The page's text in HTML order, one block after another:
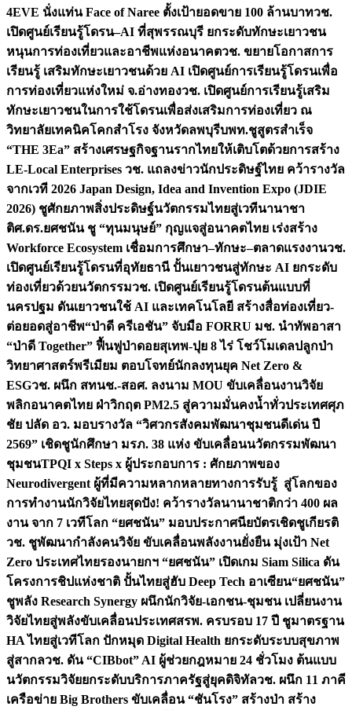
4EVE นั่งแท่น Face of Naree ตั้งเป้ายอดขาย 100 ล้านบาทวช.
เปิดศูนย์เรียนรู้โดรน–AI ที่สุพรรณบุรี ยกระดับทักษะเยาวชน
หนุนการท่องเที่ยวและอาชีพแห่งอนาคตวช. ขยายโอกาสการ
เรียนรู้ เสริมทักษะเยาวชนด้วย AI เปิดศูนย์การเรียนรู้โดรนเพื่อ
การท่องเที่ยวแห่งใหม่ จ.อ่างทองวช. เปิดศูนย์การเรียนรู้เสริม
ทักษะเยาวชนในการใช้โดรนเพื่อส่งเสริมการท่องเที่ยว ณ
วิทยาลัยเทคนิคโคกสำโรง จังหวัดลพบุรีบพท.ชูสูตรสำเร็จ
“THE 3Ea” สร้างเศรษฐกิจฐานรากไทยให้เติบโตด้วยการสร้าง
LE-Local Enterprises วช. แถลงข่าวนักประดิษฐ์ไทย คว้ารางวัล
จากเวที 2026 Japan Design, Idea and Invention Expo (JDIE
2026) ชูศักยภาพสิ่งประดิษฐ์นวัตกรรมไทยสู่เวทีนานาชา
ติศ.ดร.ยศชนัน ชู “ทุนมนุษย์” กุญแจสู่อนาคตไทย เร่งสร้าง
Workforce Ecosystem เชื่อมการศึกษา–ทักษะ–ตลาดแรงงานวช.
เปิดศูนย์เรียนรู้โดรนที่อุทัยธานี ปั้นเยาวชนสู่ทักษะ AI ยกระดับ
ท่องเที่ยวด้วยนวัตกรรมวช. เปิดศูนย์เรียนรู้โดรนต้นแบบที่
นครปฐม ดันเยาวชนใช้ AI และเทคโนโลยี สร้างสื่อท่องเที่ยว-
ต่อยอดสู่อาชีพ“ป่าดี ครีเอชัน” จับมือ FORRU มช. นำทัพอาสา
“ป่าดี Together” ฟื้นฟูป่าดอยสุเทพ-ปุย 8 ไร่ โชว์โมเดลปลูกป่า
วิทยาศาสตร์พรีเมียม ตอบโจทย์นักลงทุนยุค Net Zero &
ESGวช. ผนึก สทนช.-สอศ. ลงนาม MOU ขับเคลื่อนงานวิจัย
พลิกอนาคตไทย ฝ่าวิกฤต PM2.5 สู่ความมั่นคงน้ำทั่วประเทศศุภ
ชัย ปลัด อว. มอบรางวัล “วิศวกรสังคมพัฒนาชุมชนดีเด่น ปี
2569” เชิดชูนักศึกษา มรภ. 38 แห่ง ขับเคลื่อนนวัตกรรมพัฒนา
ชุมชนTPQI x Steps x ผู้ประกอบการ : ศักยภาพของ
Neurodivergent ผู้ที่มีความหลากหลายทางการรับรู้ สู่โลกของ
การทำงานนักวิจัยไทยสุดปัง! คว้ารางวัลนานาชาติกว่า 400 ผล
งาน จาก 7 เวทีโลก “ยศชนัน” มอบประกาศนียบัตรเชิดชูเกียรติ
วช. ชูพัฒนากำลังคนวิจัย ขับเคลื่อนพลังงานยั่งยืน มุ่งเป้า Net
Zero ประเทศไทยรองนายกฯ “ยศชนัน” เปิดเกม Siam Silica ดัน
โครงการชิปแห่งชาติ ปั้นไทยสู่ฮับ Deep Tech อาเซียน“ยศชนัน”
ชูพลัง Research Synergy ผนึกนักวิจัย-เอกชน-ชุมชน เปลี่ยนงาน
วิจัยไทยสู่พลังขับเคลื่อนประเทศสรพ. ครบรอบ 17 ปี ชูมาตรฐาน
HA ไทยสู่เวทีโลก ปักหมุด Digital Health ยกระดับระบบสุขภาพ
สู่สากลวช. ดัน “CIBbot” AI ผู้ช่วยกฎหมาย 24 ชั่วโมง ต้นแบบ
นวัตกรรมวิจัยยกระดับบริการภาครัฐสู่ยุคดิจิทัลวช. ผนึก 11 ภาคี
เครือข่าย Big Brothers ขับเคลื่อน “ชันโรง” สร้างป่า สร้าง